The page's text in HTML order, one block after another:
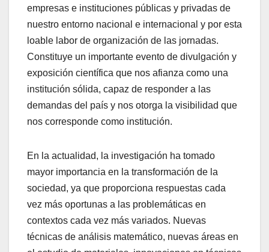
empresas e instituciones públicas y privadas de
nuestro entorno nacional e internacional y por esta
loable labor de organización de las jornadas.
Constituye un importante evento de divulgación y
exposición científica que nos afianza como una
institución sólida, capaz de responder a las
demandas del país y nos otorga la visibilidad que
nos corresponde como institución.
En la actualidad, la investigación ha tomado
mayor importancia en la transformación de la
sociedad, ya que proporciona respuestas cada
vez más oportunas a las problemáticas en
contextos cada vez más variados. Nuevas
técnicas de análisis matemático, nuevas áreas en